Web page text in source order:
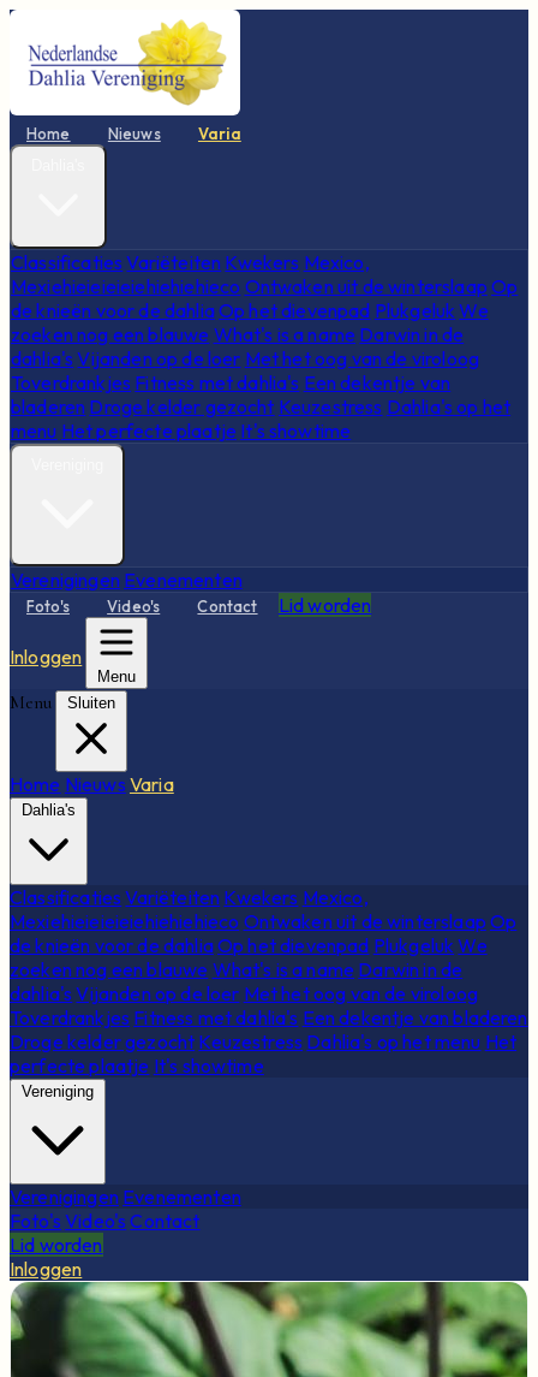
Home Nieuws Varia
Classificaties Variëteiten Kwekers Mexico,
Mexiehieieieieiehiehiehieco Ontwaken uit de winterslaap Op
de knieën voor de dahliaOp het dievenpad Plukgeluk We
zoeken nog een blauwe What's is a name Darwin in de
dahlia's Vijanden op de loer Met het oog van de viroloog
Toverdrankjes Fitness met dahlia's Een dekentje van
bladeren Droge kelder gezocht Keuzestress Dahlia's op het
menu Het perfecte plaatje It's showtime
Verenigingen Evenementen
Foto's Video's Contact Lid worden
Inloggen
Menu
Menu Sluiten
Home Nieuws Varia
Dahlia's
Classificaties Variëteiten Kwekers Mexico,
Mexiehieieieieiehiehiehieco Ontwaken uit de winterslaap Op
de knieën voor de dahliaOp het dievenpad Plukgeluk We
zoeken nog een blauwe What's is a name Darwin in de
dahlia's Vijanden op de loer Met het oog van de viroloog
Toverdrankjes Fitness met dahlia's Een dekentje van bladeren
Droge kelder gezocht Keuzestress Dahlia's op het menu Het
perfecte plaatje It's showtime
Vereniging
Verenigingen Evenementen
Foto's Video's Contact
Lid worden
Inloggen